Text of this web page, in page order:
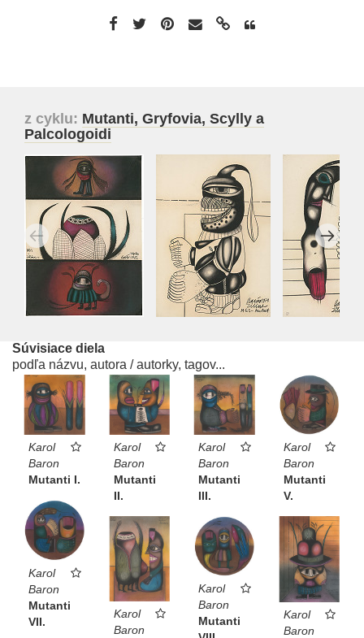
z cyklu: Mutanti, Gryfovia, Scylly a
Palcologoidi
Súvisiace diela
podľa názvu, autora / autorky, tagov...
Karol
Baron
Mutanti I.
Karol
Baron
Mutanti
II.
Karol
Baron
Mutanti
III.
Karol
Baron
Mutanti
V.
Karol
Baron
Mutanti
VII.
Karol
Baron
Mutanti
Karol
Baron
Karol
Baron